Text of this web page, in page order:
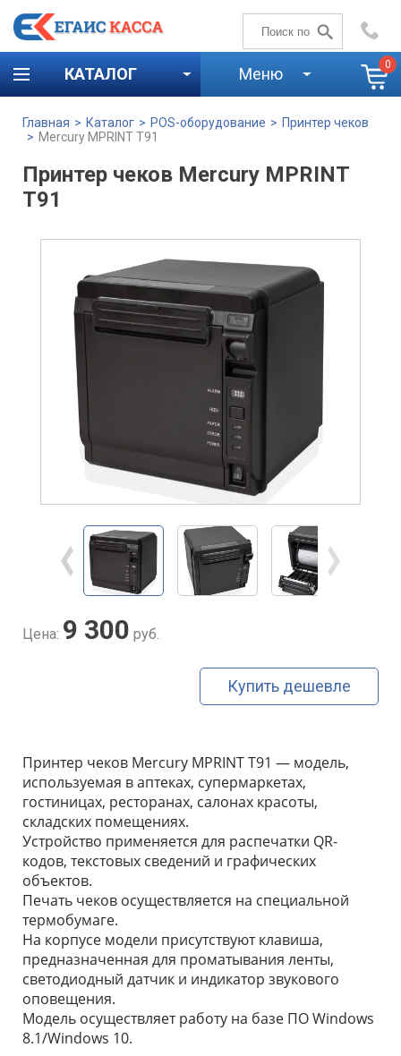
+7 (4842)59-58-00
КАТАЛОГ Меню 0
Главная > Каталог > POS-оборудование > Принтер чеков
> Mercury MPRINT T91
Принтер чеков Mercury MPRINT
T91
Купить дешевле
Цена: 9 300 руб.
Принтер чеков Mercury MPRINT T91 — модель,
используемая в аптеках, супермаркетах,
гостиницах, ресторанах, салонах красоты,
складских помещениях.
Устройство применяется для распечатки QR-
кодов, текстовых сведений и графических
объектов.
Печать чеков осуществляется на специальной
термобумаге.
На корпусе модели присутствуют клавиша,
предназначенная для проматывания ленты,
светодиодный датчик и индикатор звукового
оповещения.
Модель осуществляет работу на базе ПО Windows
8.1/Windows 10.